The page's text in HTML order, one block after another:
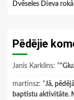
Dvēseles Dieva rokā
Pēdējie
Janis Karklins: “
martinsz: “Jā,
baptistu aktivitāte.